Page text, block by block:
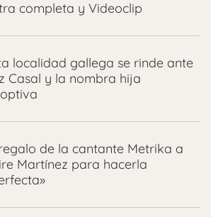
completa y Videoclip
localidad gallega se rinde ante
Casal y la nombra hija
de la cantante Metrika a
Martínez para hacerla